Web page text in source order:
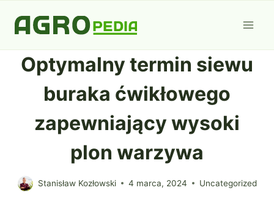
Optymalny termin siewu
buraka ćwikłowego
zapewniający wysoki
plon warzywa
Stanisław Kozłowski 4 marca, 2024 Uncategorized